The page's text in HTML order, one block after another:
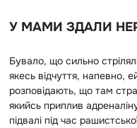
У МАМИ ЗДАЛИ
Бувало, що сильно
якесь відчуття, напевно,
розповідають, що там
якийсь приплив
підвалі під час